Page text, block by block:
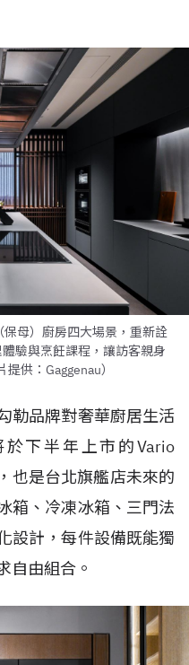
母）廚房四大場景，重新詮
驗與烹飪課程，讓訪客親身
供：Gaggenau）
勒品牌對奢華廚居生活
下半年上市的Vario
也是台北旗艦店未來的
箱、冷凍冰箱、三門法
設計，每件設備既能獨
自由組合。